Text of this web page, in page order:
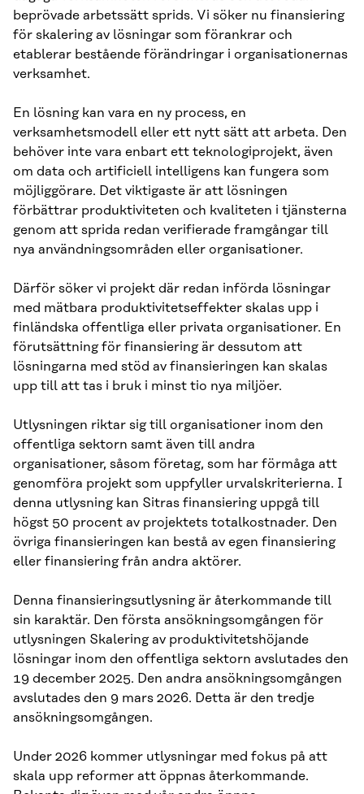
beprövade arbetssätt sprids. Vi söker nu finansiering
för skalering av lösningar som förankrar och
etablerar bestående förändringar i organisationernas
verksamhet.
En lösning kan vara en ny process, en
verksamhetsmodell eller ett nytt sätt att arbeta. Den
behöver inte vara enbart ett teknologiprojekt, även
om data och artificiell intelligens kan fungera som
möjliggörare. Det viktigaste är att lösningen
förbättrar produktiviteten och kvaliteten i tjänsterna
genom att sprida redan verifierade framgångar till
nya användningsområden eller organisationer.
Därför söker vi projekt där redan införda lösningar
med mätbara produktivitetseffekter skalas upp i
finländska offentliga eller privata organisationer. En
förutsättning för finansiering är dessutom att
lösningarna med stöd av finansieringen kan skalas
upp till att tas i bruk i minst tio nya miljöer.
Utlysningen riktar sig till organisationer inom den
offentliga sektorn samt även till andra
organisationer, såsom företag, som har förmåga att
genomföra projekt som uppfyller urvalskriterierna. I
denna utlysning kan Sitras finansiering uppgå till
högst 50 procent av projektets totalkostnader. Den
övriga finansieringen kan bestå av egen finansiering
eller finansiering från andra aktörer.
Denna finansieringsutlysning är återkommande till
sin karaktär. Den första ansökningsomgången för
utlysningen Skalering av produktivitetshöjande
lösningar inom den offentliga sektorn avslutades den
19 december 2025. Den andra ansökningsomgången
avslutades den 9 mars 2026. Detta är den tredje
ansökningsomgången.
Under 2026 kommer utlysningar med fokus på att
skala upp reformer att öppnas återkommande.